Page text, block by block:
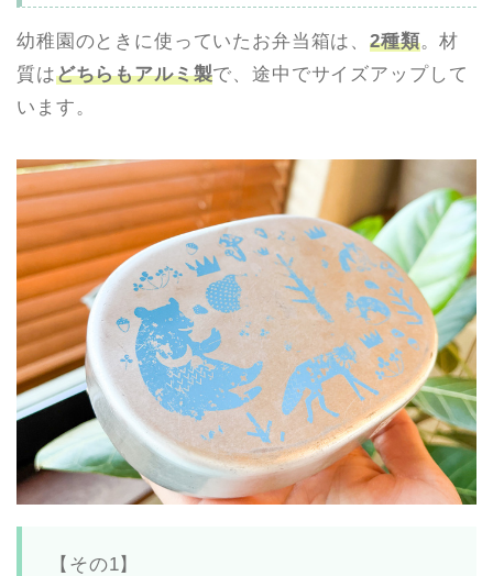
幼稚園のときに使っていたお弁当箱は、2種類。材
質はどちらもアルミ製で、途中でサイズアップして
います。
【その1】